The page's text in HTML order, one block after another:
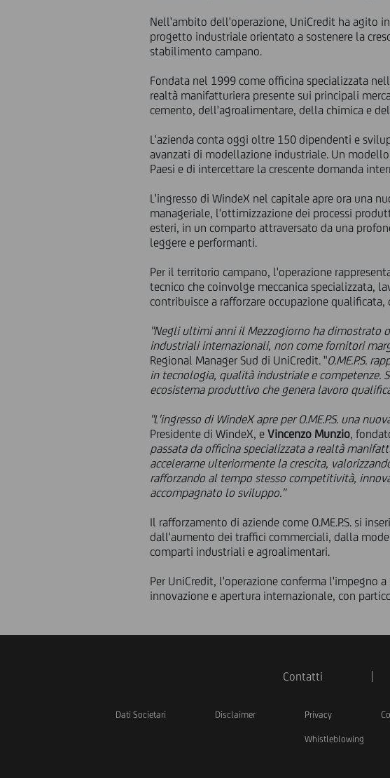
Nell'ambito dell'operazione, UniCredit ha agito
progetto industriale orientato a sostenere la
stabilimento campano.
Fondata nel 1999 come officina specializzata
realtà manifatturiera presente sui principali
cemento, dell'agroalimentare, della chimica e
L'azienda conta oggi oltre 150 dipendenti e
avanzati di modellazione industriale. Un
Paesi e di intercettare la crescente domanda
L'ingresso di WindeX nel capitale apre ora una
manageriale, l'ottimizzazione dei processi
esteri, in un comparto attraversato da una
leggere e performanti.
Per il territorio campano, l'operazione
tecnico che coinvolge meccanica specializzata,
contribuisce a rafforzare occupazione
"Negli ultimi anni il Mezzogiorno ha dimostrato
industriali internazionali, non come fornitori
Regional Manager Sud di UniCredit. "O.ME.P.S.
in tecnologia, qualità industriale e competenze.
ecosistema produttivo che genera lavoro
"L'ingresso di WindeX apre per O.ME.P.S. una
Presidente di WindeX, eVincenzo Munzio,
passata da officina specializzata a realtà
accelerarne ulteriormente la crescita,
rafforzando al tempo stesso competitività,
accompagnato lo sviluppo."
Il rafforzamento di aziende come O.ME.P.S. si
dall'aumento dei traffici commerciali, dalla
comparti industriali e agroalimentari.
Per UniCredit, l'operazione conferma l'impegno
innovazione e apertura internazionale, con
Contatti
Dati Societari Disclaimer Privacy
Whistleblowing